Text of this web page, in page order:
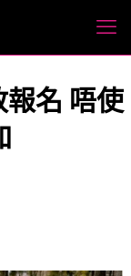
報名 唔使